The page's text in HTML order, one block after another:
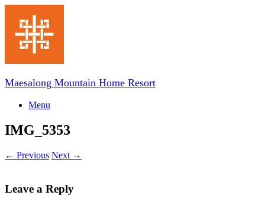
content
Maesalong Mountain Home Resort
Menu
IMG_5353
← Previous Next →
Leave a Reply